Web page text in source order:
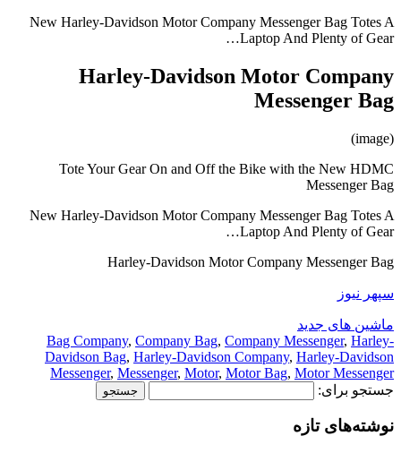
New Harley-Davidson Motor Company Messenger Bag Totes A
Laptop And Plenty of Gear…
Harley-Davidson Motor Company
Messenger Bag
(image)
Tote Your Gear On and Off the Bike with the New HDMC
Messenger Bag
New Harley-Davidson Motor Company Messenger Bag Totes A
Laptop And Plenty of Gear…
Harley-Davidson Motor Company Messenger Bag
سپهر نیوز
ماشین های جدید
Bag Company, Company Bag, Company Messenger, Harley-
Davidson Bag, Harley-Davidson Company, Harley-Davidson
Messenger, Messenger, Motor, Motor Bag, Motor Messenger
جستجو برای:
نوشته‌های تازه